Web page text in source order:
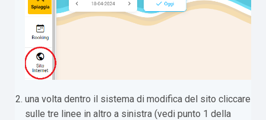
una volta dentro il sistema di modifica del sito cliccare
sulle tre linee in altro a sinistra (vedi punto 1 della